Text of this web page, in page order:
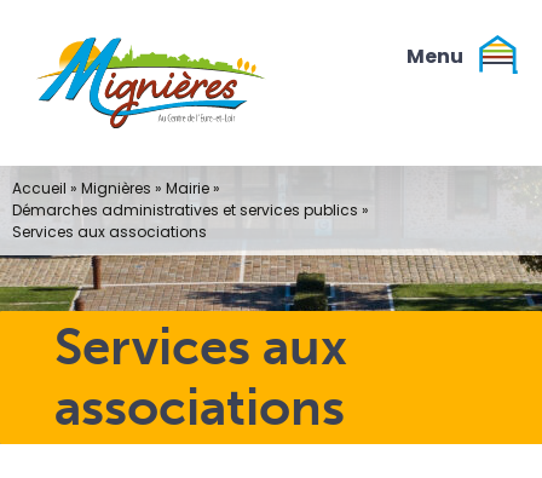
contenu
Services aux
associations
Accueil » Mignières » Mairie»
Démarches administratives et services publics »
Services aux associations